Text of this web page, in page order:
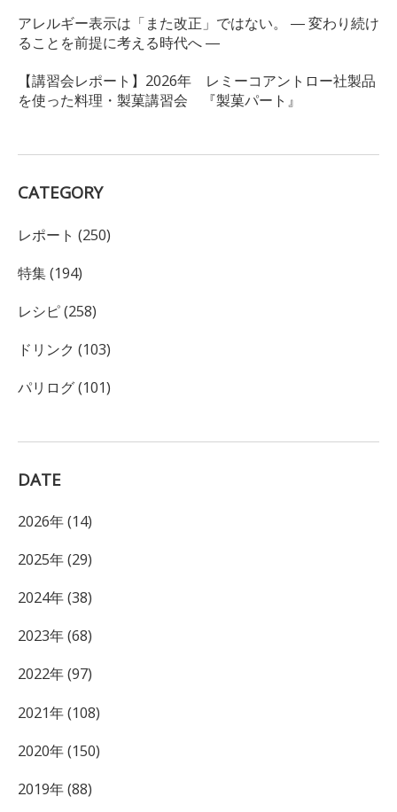
アレルギー表示は「また改正」ではない。 ― 変わり続け
ることを前提に考える時代へ ―
【講習会レポート】2026年 レミーコアントロー社製品
を使った料理・製菓講習会 『製菓パート』
CATEGORY
レポート (250)
特集 (194)
レシピ (258)
ドリンク (103)
パリログ (101)
DATE
2026年 (14)
2025年 (29)
2024年 (38)
2023年 (68)
2022年 (97)
2021年 (108)
2020年 (150)
2019年 (88)